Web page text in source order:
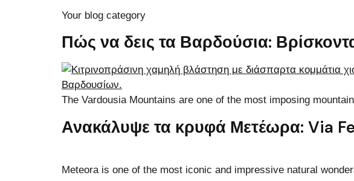
Your blog category
Πώς να δεις τα Βαρδούσια:
The Vardousia Mountains are one of the most imposing
Ανακάλυψε τα κρυφά Μετέωρα: Via
Meteora is one of the most iconic and impressive natural